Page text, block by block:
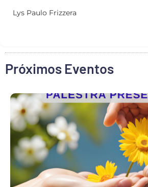
Lys Paulo Frizzera
Próximos Eventos